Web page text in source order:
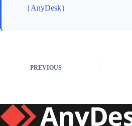
（AnyDesk）
PREVIOUS